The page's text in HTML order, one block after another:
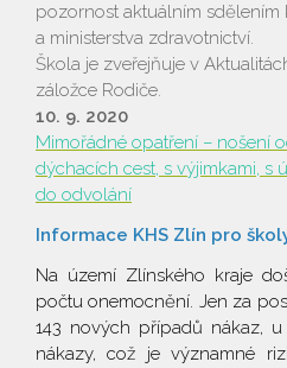
pozornost aktuálním sdělením
a ministerstva zdravotnictví.
Škola je zveřejňuje v
záložce Rodiče.
10. 9. 2020​​​​​​​
Mimořádné opatření – nošení
dýchacích cest, s výjimkami, s
do odvolání
Informace KHS Zlín pro
Na území Zlínského kraje
počtu onemocnění. Jen za
143 nových případů nákaz,
nákazy, což je významné